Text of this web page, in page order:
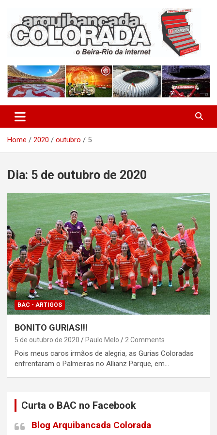
content
Arquibancada Colorada
Home 2020 outubro 5
Dia: 5 de outubro de 2020
BAC - ARTIGOS
BONITO GURIAS!!!
5 de outubro de 2020 Paulo Melo 2 Comments
Pois meus caros irmãos de alegria, as Gurias Coloradas
enfrentaram o Palmeiras no Allianz Parque, em…
Curta o BAC no Facebook
Blog Arquibancada Colorada